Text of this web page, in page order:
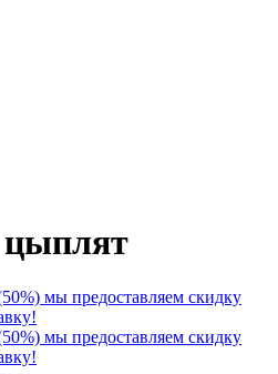
мы предоставляем скидку
мы предоставляем скидку